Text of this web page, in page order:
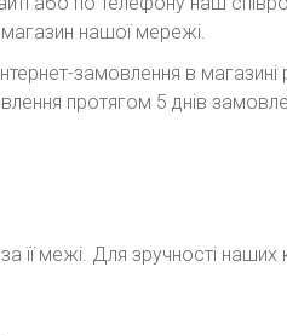
нашої мережі.
замовлення в
протягом 5 днів
її межі. Для зручності